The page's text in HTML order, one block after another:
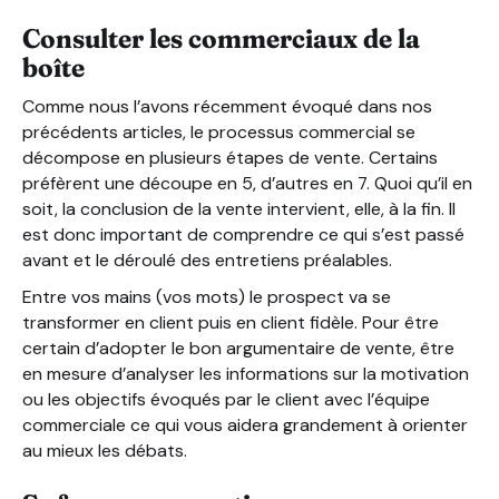
Consulter les commerciaux de la
boîte
Comme nous l’avons récemment évoqué dans nos
précédents articles, le processus commercial se
décompose en plusieurs étapes de vente. Certains
préfèrent une découpe en 5, d’autres en 7. Quoi qu’il en
soit, la conclusion de la vente intervient, elle, à la fin. Il
est donc important de comprendre ce qui s’est passé
avant et le déroulé des entretiens préalables.
Entre vos mains (vos mots) le prospect va se
transformer en client puis en client fidèle. Pour être
certain d’adopter le bon argumentaire de vente, être
en mesure d’analyser les informations sur la motivation
ou les objectifs évoqués par le client avec l’équipe
commerciale ce qui vous aidera grandement à orienter
au mieux les débats.